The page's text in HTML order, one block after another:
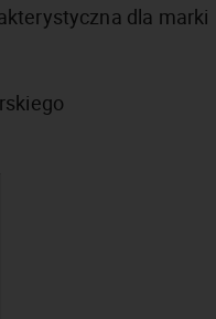
dla marki